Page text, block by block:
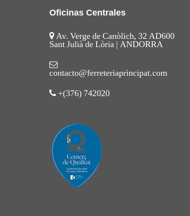
Oficinas Centrales
Av. Verge de Canòlich, 32 AD600
Sant Julià de Lòria | ANDORRA
contacto@ferreteriaprincipat.com
+(376) 742020